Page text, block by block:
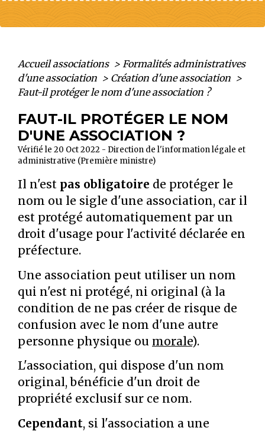
Accueil associations > Formalités administratives
d'une association > Création d'une association >
Faut-il protéger le nom d'une association ?
FAUT-IL PROTÉGER LE NOM
D'UNE ASSOCIATION ?
Vérifié le 20 Oct 2022 - Direction de l'information légale et
administrative (Première ministre)
Il n'est pas obligatoire de protéger le
nom ou le sigle d'une association, car il
est protégé automatiquement par un
droit d'usage pour l'activité déclarée en
préfecture.
Une association peut utiliser un nom
qui n'est ni protégé, ni original (à la
condition de ne pas créer de risque de
confusion avec le nom d'une autre
personne physique ou morale).
L'association, qui dispose d'un nom
original, bénéficie d'un droit de
propriété exclusif sur ce nom.
Cependant, si l'association a une